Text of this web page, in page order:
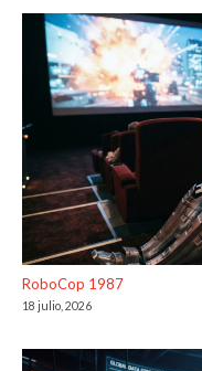
RoboCop 1987
18 julio, 2026